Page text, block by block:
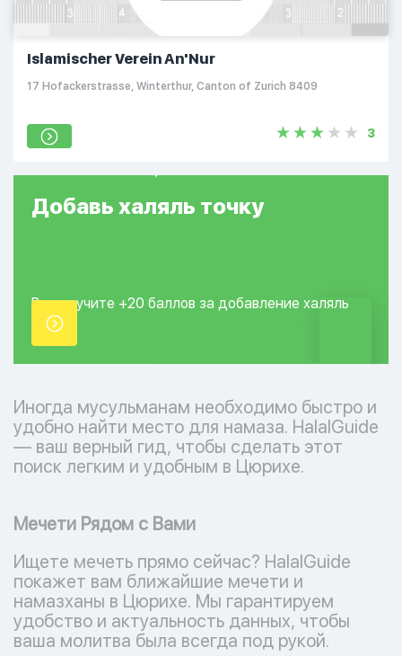
Islamischer Verein An'Nur
17 Hofackerstrasse, Winterthur, Canton of Zurich 8409
3
Добавь халяль точку
Вы получите +20 баллов за добавление халяль
точки.
Иногда мусульманам необходимо быстро и
удобно найти место для намаза. HalalGuide
— ваш верный гид, чтобы сделать этот
поиск легким и удобным в Цюрихе.
Мечети Рядом с Вами
Ищете мечеть прямо сейчас? HalalGuide
покажет вам ближайшие мечети и
намазханы в Цюрихе. Мы гарантируем
удобство и актуальность данных, чтобы
ваша молитва была всегда под рукой.